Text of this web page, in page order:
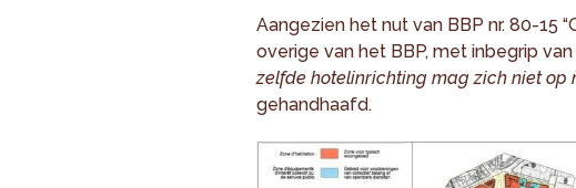
Aangezien het nut van BBP nr. 80-15
overige van het BBP, met inbegrip
zelfde hotelinrichting mag zich niet op
gehandhaafd.